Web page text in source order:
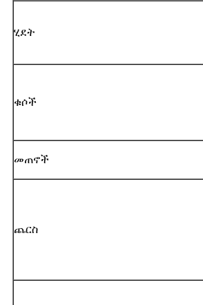
ሂደት
ቁሶች
መጠኖች
ጨርስ